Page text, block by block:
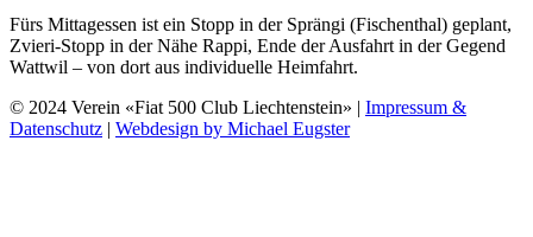
Fürs Mittagessen ist ein Stopp in der Sprängi (Fischenthal) geplant,
Zvieri-Stopp in der Nähe Rappi, Ende der Ausfahrt in der Gegend
Wattwil – von dort aus individuelle Heimfahrt.
© 2024 Verein «Fiat 500 Club Liechtenstein» | Impressum &
Datenschutz | Webdesign by Michael Eugster